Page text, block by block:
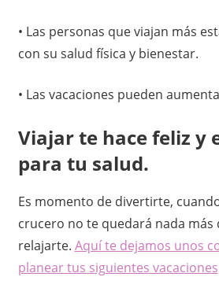
• Las personas que viajan más
con su salud física y bienestar.
• Las vacaciones pueden
Viajar te hace feliz y
para tu salud.
Es momento de divertirte,
crucero no te quedará nada
relajarte. Aquí te dejamos unos
planear tus siguientes vacaciones